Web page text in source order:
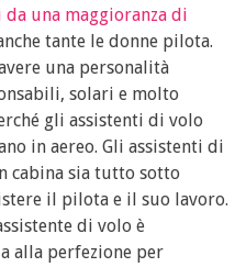
una maggioranza di
tante le donne pilota.
una personalità
solari e molto
gli assistenti di volo
in aereo. Gli assistenti di
cabina sia tutto sotto
il pilota e il suo lavoro.
di volo è
alla perfezione per